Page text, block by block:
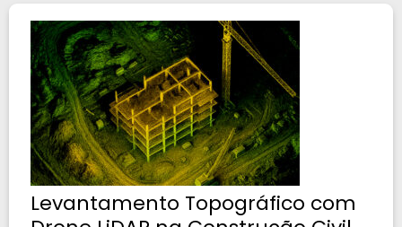
Levantamento Topográfico com